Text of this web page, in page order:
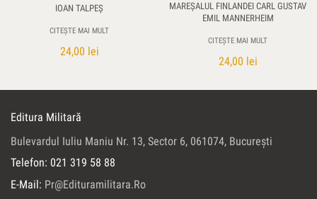
IOAN TALPEŞ
CITEȘTE MAI MULT
24,00 lei
MAREŞALUL FINLANDEI CARL GUSTAV
EMIL MANNERHEIM
CITEȘTE MAI MULT
24,00 lei
Editura Militară
Bulevardul Iuliu Maniu Nr. 13, Sector 6, 061074, Bucureşti
Telefon: 021 319 58 88
E-Mail: Pr@edituramilitara.ro